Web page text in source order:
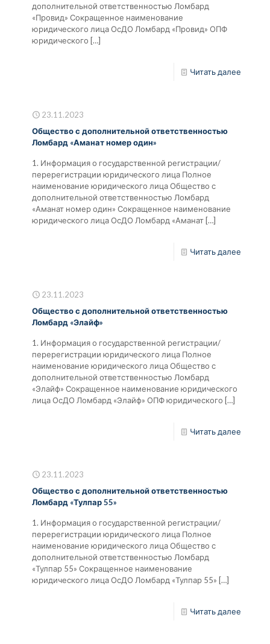
дополнительной ответственностью Ломбард
«Провид» Сокращенное наименование
юридического лица ОсДО Ломбард «Провид» ОПФ
юридического […]
Читать далее
23.11.2023
Общество с дополнительной ответственностью
Ломбард «Аманат номер один»
1. Информация о государственной регистрации/
перерегистрации юридического лица Полное
наименование юридического лица Общество с
дополнительной ответственностью Ломбард
«Аманат номер один» Сокращенное наименование
юридического лица ОсДО Ломбард «Аманат[…]
Читать далее
23.11.2023
Общество с дополнительной ответственностью
Ломбард «Элайф»
1. Информация о государственной регистрации/
перерегистрации юридического лица Полное
наименование юридического лица Общество с
дополнительной ответственностью Ломбард
«Элайф» Сокращенное наименование юридического
лица ОсДО Ломбард «Элайф» ОПФ юридического […]
Читать далее
23.11.2023
Общество с дополнительной ответственностью
Ломбард «Тулпар 55»
1. Информация о государственной регистрации/
перерегистрации юридического лица Полное
наименование юридического лица Общество с
дополнительной ответственностью Ломбард
«Тулпар 55» Сокращенное наименование
юридического лица ОсДО Ломбард «Тулпар 55» […]
Читать далее